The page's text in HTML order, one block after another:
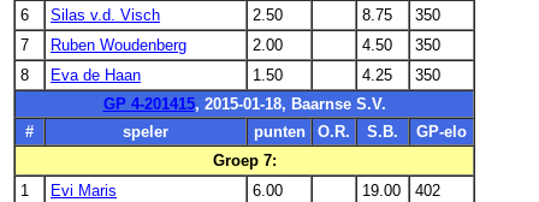
6
Silas v.d. Visch 2.50 8.75
350
7
Ruben Woudenberg 2.00 4.50
350
8
Eva de Haan 1.50 4.25
350
GP 4-201415, 2015-01-18, Baarnse S.V.
#
speler punten O.R. S.B.
GP-elo
Groep 7:
1
Evi Maris 6.00 19.00
402